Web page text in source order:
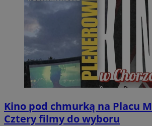
Kino pod chmurką na Placu
Cztery filmy do wyboru